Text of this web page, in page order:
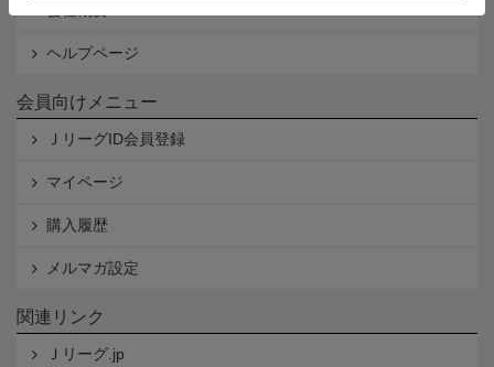
ヘルプページ
会員向けメニュー
ＪリーグID会員登録
マイページ
購入履歴
メルマガ設定
関連リンク
Ｊリーグ.jp